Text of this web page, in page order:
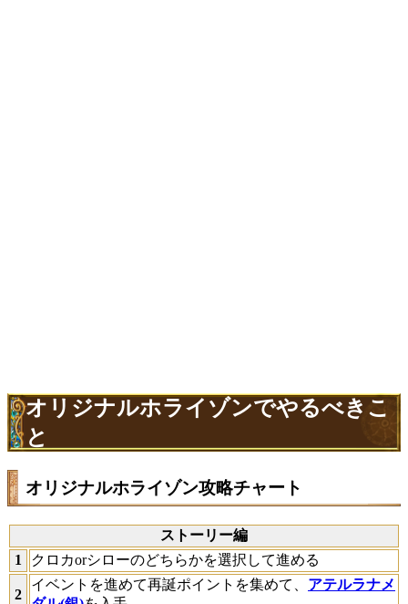
オリジナルホライゾンでやるべきこ
と
オリジナルホライゾン攻略チャート
ストーリー編
1
クロカorシローのどちらかを選択して進める
2
イベントを進めて再誕ポイントを集めて、 アテルラナメ